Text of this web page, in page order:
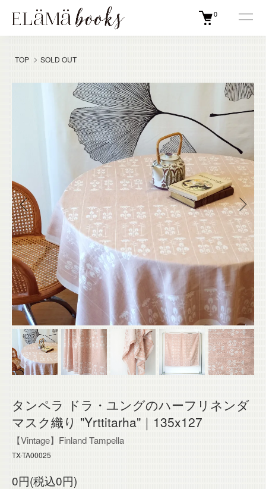
0
TOP SOLD OUT
タンペラ ドラ・ユングのハーフリネンダ
マスク織り "Yrttitarha"｜135x127
【Vintage】Finland Tampella
TX-TA00025
0円(税込0円)